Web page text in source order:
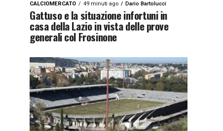
CALCIOMERCATO 49 minuti ago Dario Bartolucci
Gattuso e la situazione infortuni in
casa della Lazio in vista delle prove
generali col Frosinone